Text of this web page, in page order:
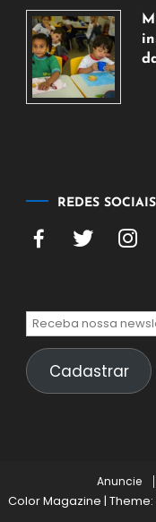
REDES SOCIAIS
Cadastrar
Anuncie
Color Magazine |